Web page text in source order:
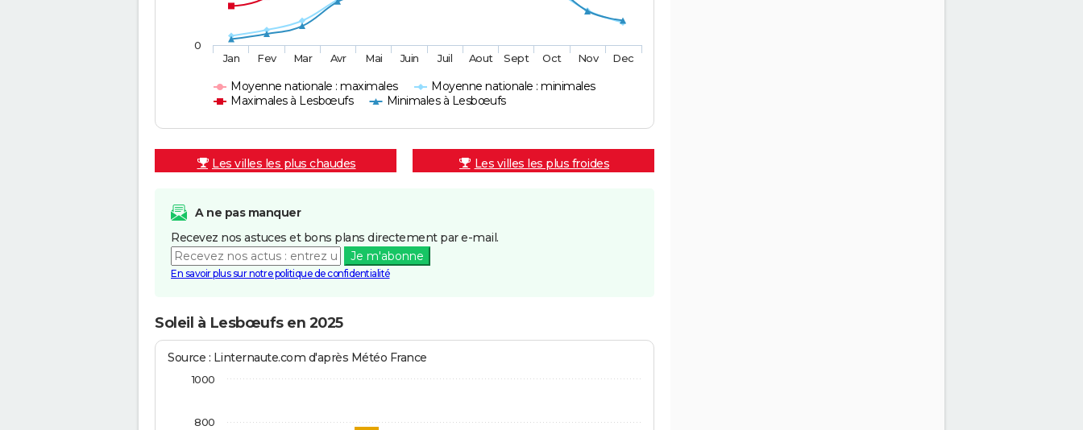
Moyenne nationale : maximales
Moyenne nationale : minimales
Maximales à Lesbœufs
Minimales à Lesbœufs
Jan Fev Mar Avr Mai Juin Juil Aout Sept Oct Nov Dec
0
Les villes les plus chaudes Les villes les plus froides
A ne pas manquer
Recevez nos astuces et bons plans directement par e-mail.
Je m'abonne
En savoir plus sur notre politique de confidentialité
Soleil à Lesbœufs en 2025
Source : Linternaute.com d'après Météo France
800
1000